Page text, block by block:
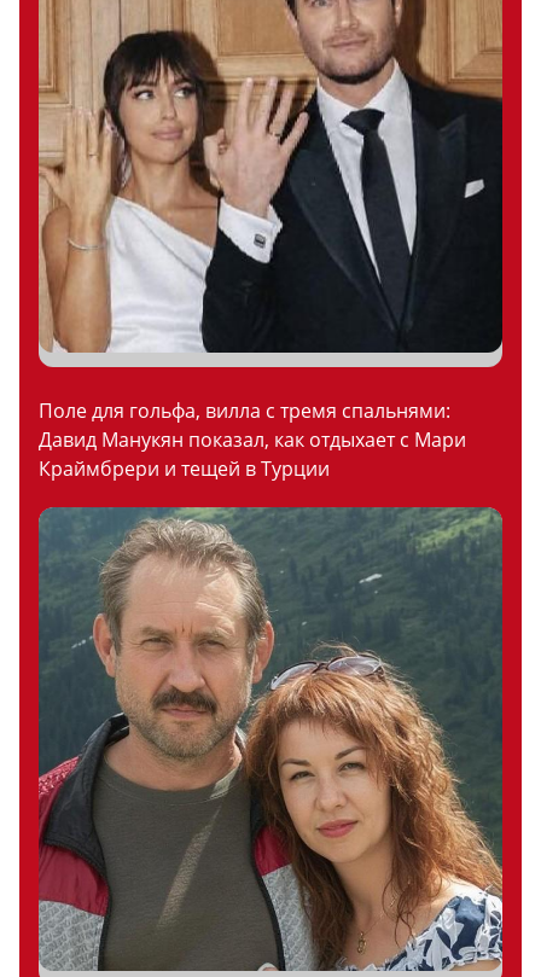
Поле для гольфа, вилла с тремя спальнями:
Давид Манукян показал, как отдыхает с Мари
Краймбрери и тещей в Турции